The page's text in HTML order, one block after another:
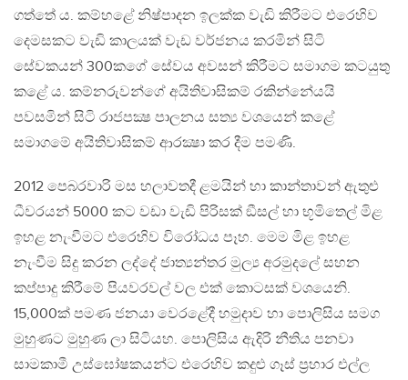
ගත්තේ ය. කම්හළේ නිෂ්පාදන ඉලක්ක වැඩි කිරීමට එරෙහිව
දෙමසකට වැඩි කාලයක් වැඩ වර්ජනය කරමින් සිටි
සේවකයන් 300කගේ සේවය අවසන් කිරීමට සමාගම කටයුතු
කළේ ය. කම්නරුවන්ගේ අයිතිවාසිකම් රකින්නේයයි
පවසමින් සිටි රාජපක්‍ෂ පාලනය සත්‍ය වශයෙන් කළේ
සමාගමේ අයිතිවාසිකම් ආරක්‍ෂා කර දීම පමණි.
2012 පෙබරවාරි මස හලාවතදී ළමයින් හා කාන්තාවන් ඇතුළු
ධීවරයන් 5000 කට වඩා වැඩි පිරිසක් ඞීසල් හා භූමිතෙල් මිළ
ඉහළ නැංවීමට එරෙහිව විරෝධය පෑහ. මෙම මිළ ඉහළ
නැංවීම සිදු කරන ලද්දේ ජාත්‍යන්තර මුල්‍ය අරමුදලේ සහන
කප්පාදු කිරීමේ පියවරවල් වල එක් කොටසක් වශයෙනි.
15,000ක් පමණ ජනයා වෙරළේදී හමුදාව හා පොලිසිය සමග
මුහුණට මුහුණ ලා සිටියහ. පොලිසිය ඇදිරි නීතිය පනවා
සාමකාමී උස්ඝෝෂකයන්ට එරෙහිව කදුළු ගෑස් ප‍්‍රහාර එල්ල